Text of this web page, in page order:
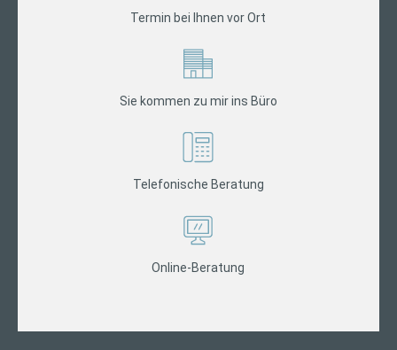
Termin bei Ihnen vor Ort
Sie kommen zu mir ins Büro
Telefonische Beratung
Online-Beratung